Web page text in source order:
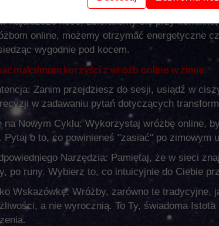
najdłuższe noce, zbieraliśmy się przy
online, możemy otrzymać energetyczne
wygodnie pod kocem.
maksimum korzyści z wróżb online w zimie:
Zanim przejdziesz do sesji, usiądź w
w zadawaniu pytań dotyczących
na Nowym Cyklu: Wykorzystaj wróżbę online,
Pytaj o to, co powinieneś "zasiać" po zimowym
Narzędzia: Pamiętaj, że w sieci
po runy. Wybierz to, co intuicyjnie do Ciebie
Wskazówkę: Wróżby, zarówno te tradycyjne,
a nie wyrocznią. To Ty, świadoma